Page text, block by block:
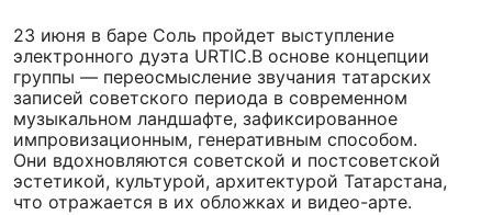
23 июня в баре Соль пройдет выступление
электронного дуэта URTIC.В основе концепции
группы — переосмысление звучания татарских
записей советского периода в современном
музыкальном ландшафте, зафиксированное
импровизационным, генеративным способом.
Они вдохновляются советской и постсоветской
эстетикой, культурой, архитектурой Татарстана,
что отражается в их обложках и видео-арте.